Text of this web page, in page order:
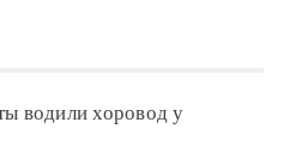
водили хоровод у